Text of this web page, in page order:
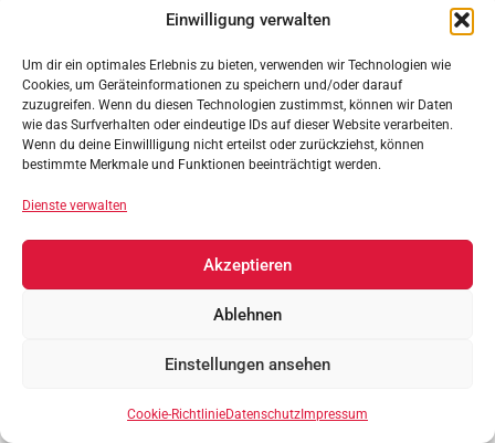
Einwilligung verwalten
Um dir ein optimales Erlebnis zu bieten, verwenden wir Technologien wie
Cookies, um Geräteinformationen zu speichern und/oder darauf
zuzugreifen. Wenn du diesen Technologien zustimmst, können wir Daten
wie das Surfverhalten oder eindeutige IDs auf dieser Website verarbeiten.
Wenn du deine Einwillligung nicht erteilst oder zurückziehst, können
bestimmte Merkmale und Funktionen beeinträchtigt werden.
Dienste verwalten
Akzeptieren
Ablehnen
Einstellungen ansehen
Cookie-RichtlinieDatenschutz Impressum
Cookie-Richtlinie (EU)